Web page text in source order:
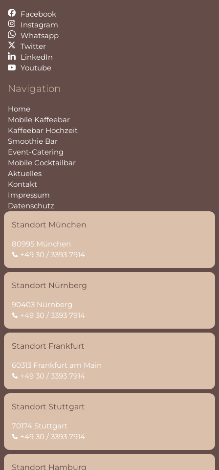
Navigation
Home
Mobile Kaffeebar
Kaffeebar Hochzeit
Smoothie Bar
Event-Catering
Mobile Cocktailbar
Aktuelles
Kontakt
Impressum
Datenschutz
Facebook
Instagram
Whatsapp
Twitter
LinkedIn
Youtube
Standort München
80995 München
+49 30 / 3393 7914
Standort Nürnberg
90403 Nürnberg
+49 30 / 3393 7914
Standort Frankfurt
60313 Frankfurt am Main
+49 30 / 3393 7914
Standort Stuttgart
70174 Stuttgart
+49 30 / 3393 7914
Standort Hamburg